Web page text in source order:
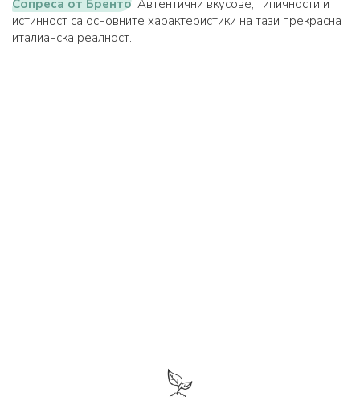
Сопреса от Бренто. Автентични вкусове, типичности и
истинност са основните характеристики на тази прекрасна
италианска реалност.